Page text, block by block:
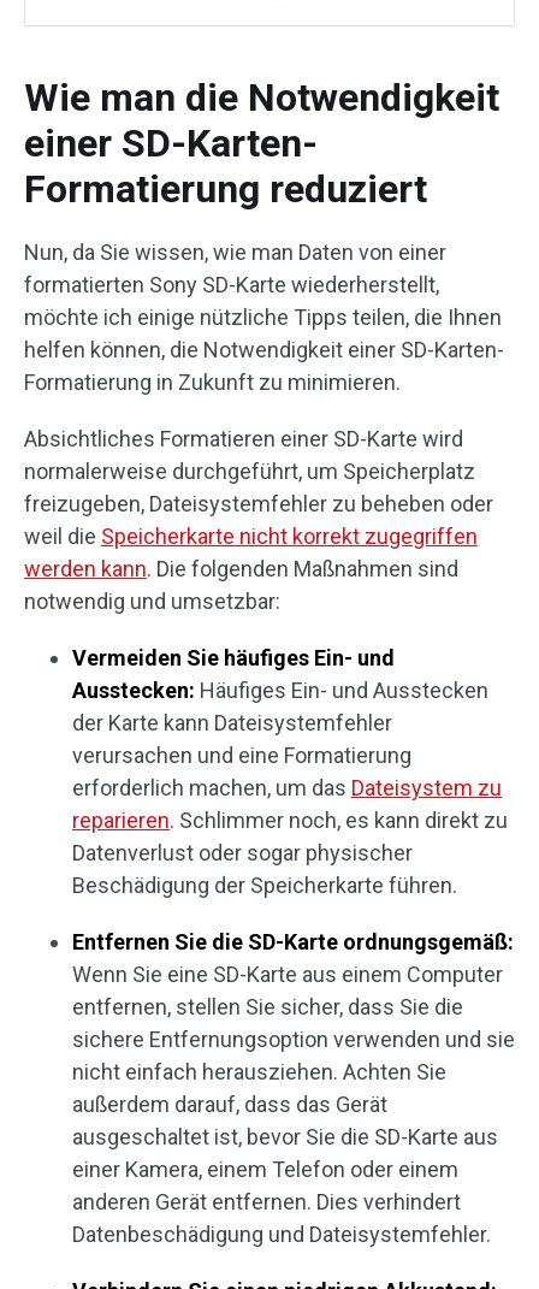
Wie man die Notwendigkeit
einer SD-Karten-
Formatierung reduziert
Nun, da Sie wissen, wie man Daten von einer
formatierten Sony SD-Karte wiederherstellt,
möchte ich einige nützliche Tipps teilen, die Ihnen
helfen können, die Notwendigkeit einer SD-Karten-
Formatierung in Zukunft zu minimieren.
Absichtliches Formatieren einer SD-Karte wird
normalerweise durchgeführt, um Speicherplatz
freizugeben, Dateisystemfehler zu beheben oder
weil die Speicherkarte nicht korrekt zugegriffen
werden kann. Die folgenden Maßnahmen sind
notwendig und umsetzbar:
Vermeiden Sie häufiges Ein- und
Ausstecken: Häufiges Ein- und Ausstecken
der Karte kann Dateisystemfehler
verursachen und eine Formatierung
erforderlich machen, um das Dateisystem zu
reparieren. Schlimmer noch, es kann direkt zu
Datenverlust oder sogar physischer
Beschädigung der Speicherkarte führen.
Entfernen Sie die SD-Karte ordnungsgemäß:
Wenn Sie eine SD-Karte aus einem Computer
entfernen, stellen Sie sicher, dass Sie die
sichere Entfernungsoption verwenden und sie
nicht einfach herausziehen. Achten Sie
außerdem darauf, dass das Gerät
ausgeschaltet ist, bevor Sie die SD-Karte aus
einer Kamera, einem Telefon oder einem
anderen Gerät entfernen. Dies verhindert
Datenbeschädigung und Dateisystemfehler.